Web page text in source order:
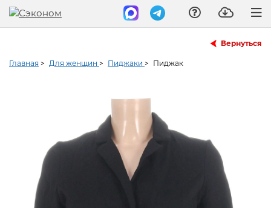
Вернуться
Главная > Для женщин > Пиджаки > Пиджак